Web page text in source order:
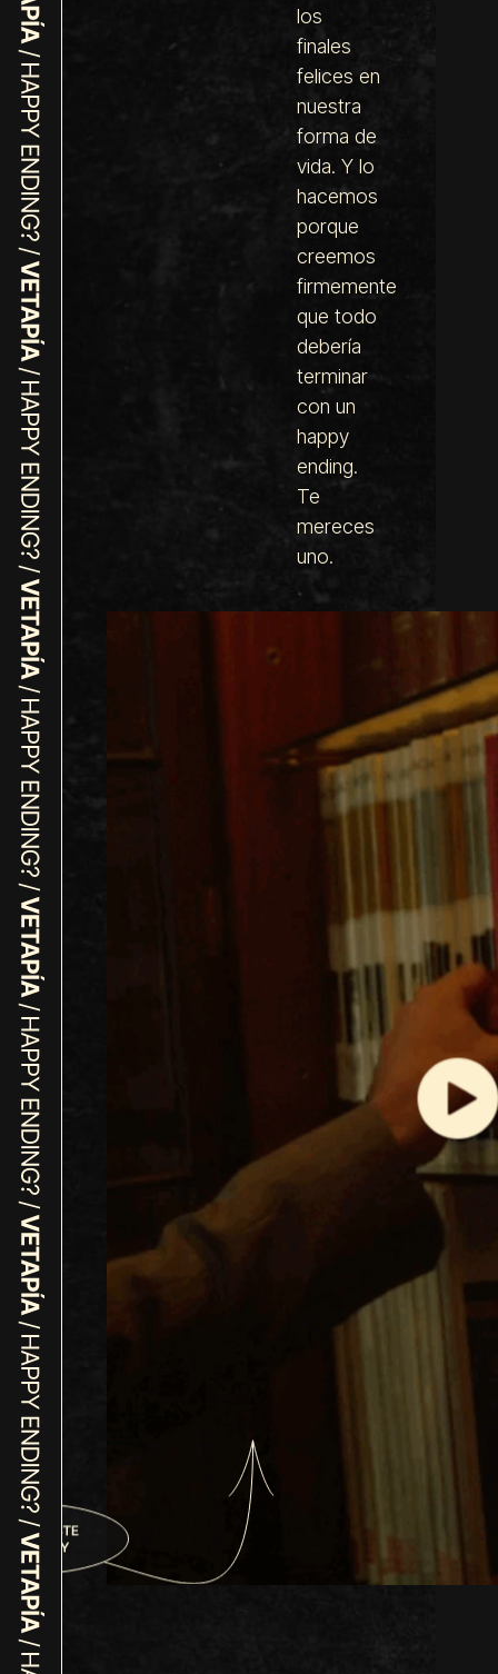
los
finales
felices en
nuestra
forma de
vida. Y lo
hacemos
porque
creemos
firmemente
que todo
debería
terminar
con un
happy
ending.
Te
mereces
uno.